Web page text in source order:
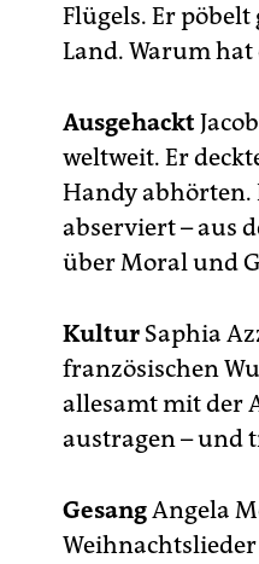
Flügels. Er
Land. Warum
Ausgehackt
weltweit. Er
Handy
abserviert – aus
über Moral und
Kultur Saphia
französischen
allesamt mit der
austragen – und
GesangAngela